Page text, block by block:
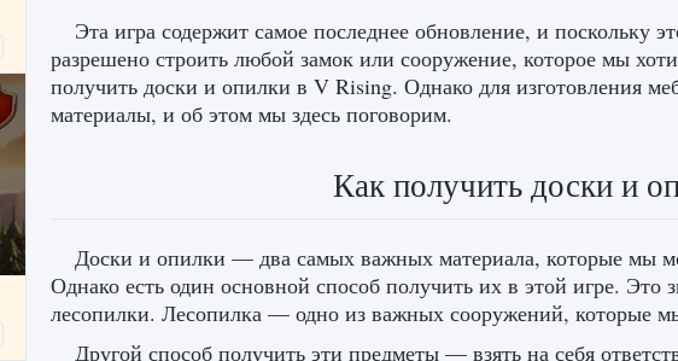
Эта игра содержит самое последнее обновление, и поскольку
разрешено строить любой замок или сооружение, которое мы
получить доски и опилки в V Rising. Однако для изготовления
материалы, и об этом мы здесь поговорим.
Как получить доски и
Доски и опилки — два самых важных материала, которые мы
Однако есть один основной способ получить их в этой игре.
лесопилки. Лесопилка — одно из важных сооружений, которые
Другой способ получить эти предметы — взять на себя